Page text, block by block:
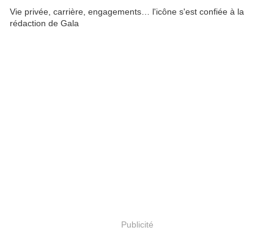
Vie privée, carrière, enga­ge­ments… l'icône s'est confiée à la
rédac­tion de Gala
Publicité